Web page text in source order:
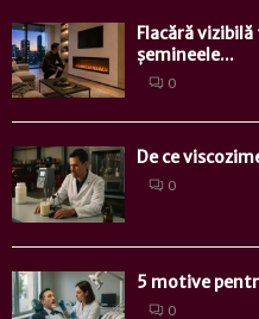
Flacără
șemineele...
0
De ce
0
5 motive
0